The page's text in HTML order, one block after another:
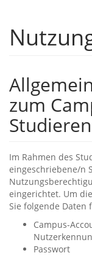
zum
Im Rahmen des
eingeschriebene/n
eingerichtet. Um
Sie folgende Daten
Campus-
Passwort